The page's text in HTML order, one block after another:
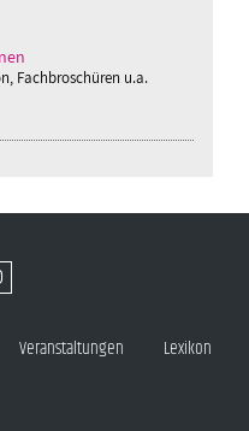
Fachbroschüren u.a.
Veranstaltungen Lexikon